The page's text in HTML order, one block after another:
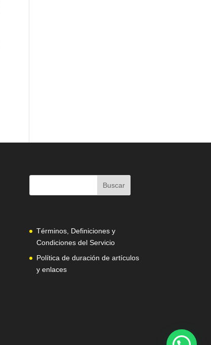
Términos, Definiciones y
Condiciones del Servicio
Política de duración de artículos
y enlaces